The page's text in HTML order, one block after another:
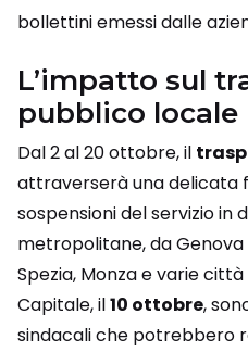
bollettini emessi dalle
L’impatto sul
pubblico locale
Dal 2 al 20 ottobre, il
attraverserà una delicata
sospensioni del servizio in
metropolitane, da Genova
Spezia, Monza e varie
Capitale, il10 ottobre,
sindacali che potrebbero